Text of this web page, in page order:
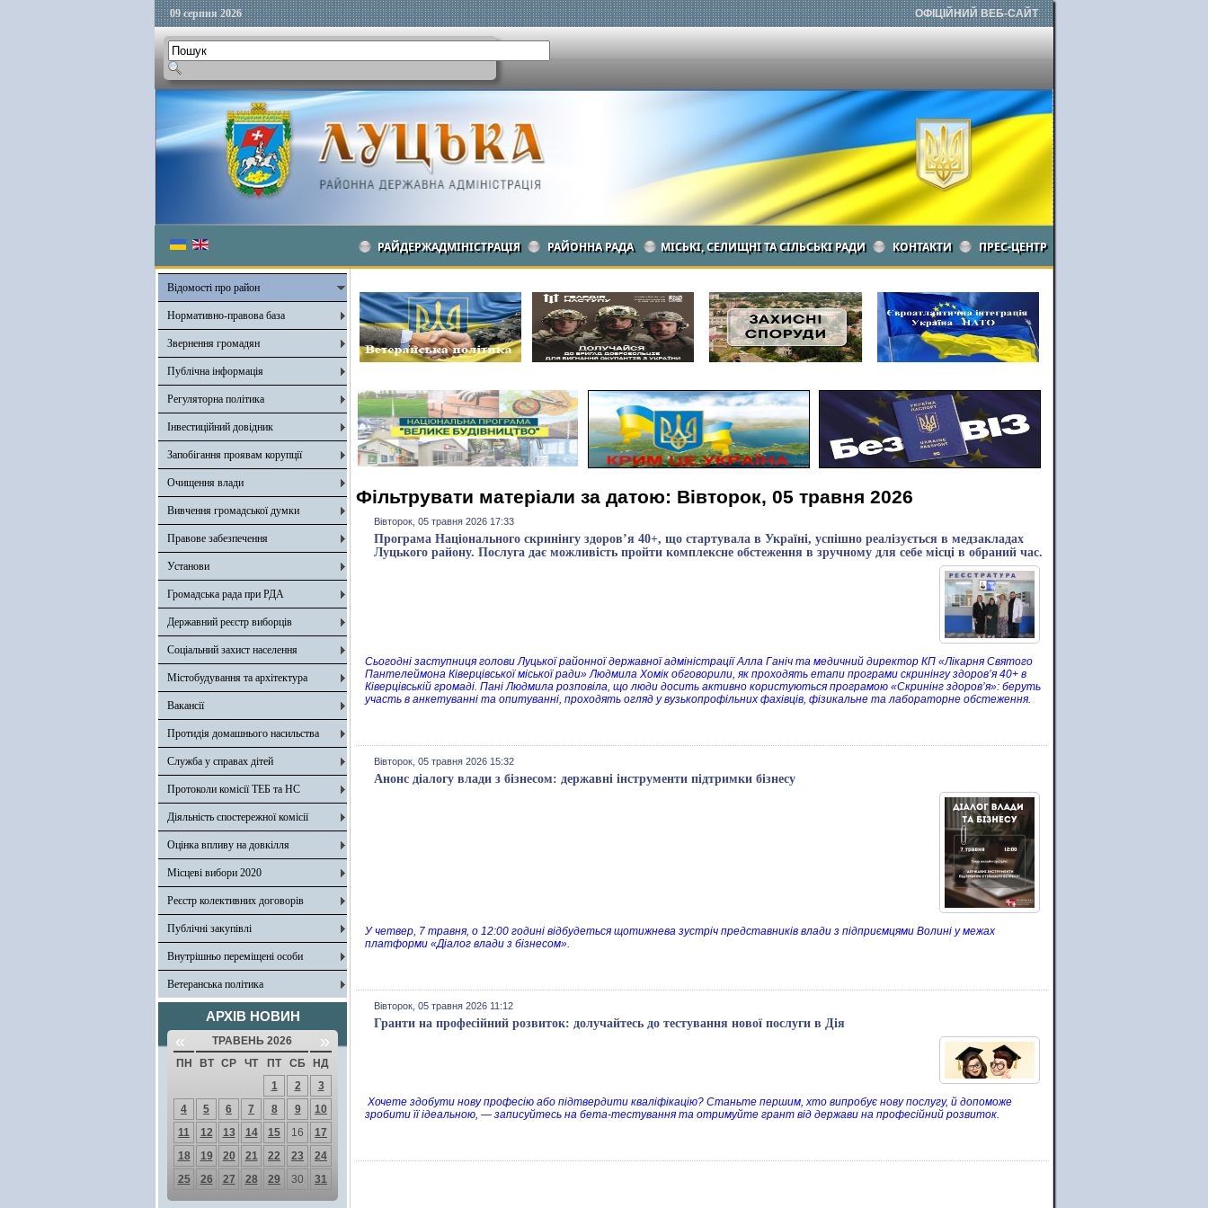
09 серпня 2026 ОФІЦІЙНИЙ ВЕБ-САЙТ
РАЙДЕРЖАДМІНІСТРАЦІЯ РАЙОННА РАДА МІСЬКІ, СЕЛИЩНІ ТА СІЛЬСЬКІ РАДИ КОНТАКТИ ПРЕС-ЦЕНТР
Відомості про район
Нормативно-правова база
Звернення громадян
Публічна інформація
Регуляторна політика
Інвестиційний довідник
Запобігання проявам корупції
Очищення влади
Вивчення громадської думки
Правове забезпечення
Установи
Громадська рада при РДА
Державний реєстр виборців
Соціальний захист населення
Містобудування та архітектура
Вакансії
Протидія домашнього насильства
Служба у справах дітей
Протоколи комісії ТЕБ та НС
Діяльність спостережної комісії
Оцінка впливу на довкілля
Місцеві вибори 2020
Реєстр колективних договорів
Публічні закупівлі
Внутрішньо переміщені особи
Ветеранська політика
АРХІВ НОВИН
« ТРАВЕНЬ 2026 »
ПН ВТ СР ЧТ ПТ СБ
НД
1
2
3
4
5 6 7 8 9
10
11
12 13 14 15 16
17
18
19 20 21 22 23
24
25
26 27 28 29 30 31
Фільтрувати матеріали за датою: Вівторок, 05 травня 2026
Вівторок, 05 травня 2026 17:33
Програма Національного скринінгу здоров’я 40+, що стартувала в Україні, успішно реалізується в медзакладах
Луцького району. Послуга дає можливість пройти комплексне обстеження в зручному для себе місці в обраний час.
Сьогодні заступниця голови Луцької районної державної адміністрації Алла Ганіч та медичний директор КП «Лікарня Святого
Пантелеймона Ківерцівської міської ради» Людмила Хомік обговорили, як проходять етапи програми скринінгу здоров’я 40+ в
Ківерцівській громаді. Пані Людмила розповіла, що люди досить активно користуються програмою «Скринінг здоров’я»: беруть
участь в анкетуванні та опитуванні, проходять огляд у вузькопрофільних фахівців, фізикальне та лабораторне обстеження.
Вівторок, 05 травня 2026 15:32
Анонс діалогу влади з бізнесом: державні інструменти підтримки бізнесу
У четвер, 7 травня, о 12:00 годині відбудеться щотижнева зустріч представників влади з підприємцями Волині у межах
платформи «Діалог влади з бізнесом».
Вівторок, 05 травня 2026 11:12
Гранти на професійний розвиток: долучайтесь до тестування нової послуги в Дія
Хочете здобути нову професію або підтвердити кваліфікацію? Станьте першим, хто випробує нову послугу, й допоможе
зробити її ідеальною, — записуйтесь на бета-тестування та отримуйте грант від держави на професійний розвиток.